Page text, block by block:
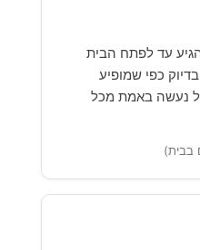
הגיע עד לפתח הבית
כפי שמופיע
נעשה באמת מכל
בבית)